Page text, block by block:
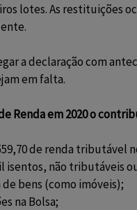
lotes. As restituições
a declaração com
em falta.
Renda em 2020 o
de renda tributável
isentos, não
de bens (como imóveis);
na Bolsa;